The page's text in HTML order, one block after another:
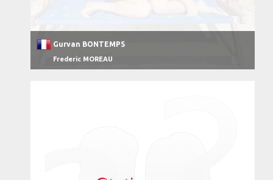
Gurvan BONTEMPS
Frederic MOREAU